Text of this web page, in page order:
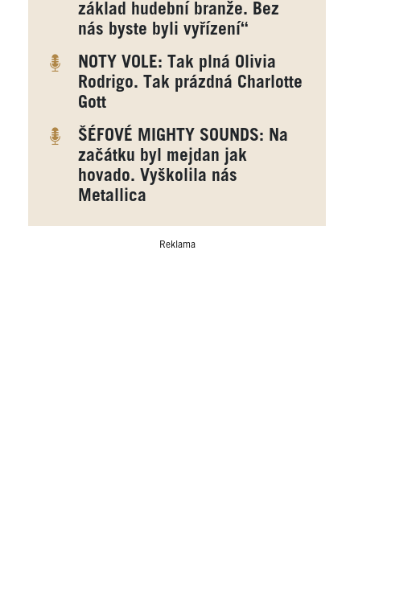
základ hudební branže. Bez
nás byste byli vyřízení“
NOTY VOLE: Tak plná Olivia
Rodrigo. Tak prázdná Charlotte
Gott
ŠÉFOVÉ MIGHTY SOUNDS: Na
začátku byl mejdan jak
hovado. Vyškolila nás
Metallica
Reklama